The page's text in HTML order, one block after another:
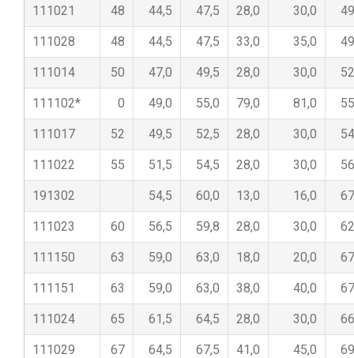
111021 48 44,5 47,5 28,0 30,0
111028 48 44,5 47,5 33,0 35,0
111014 50 47,0 49,5 28,0 30,0
111102* 0 49,0 55,0 79,0 81,0
111017 52 49,5 52,5 28,0 30,0
111022 55 51,5 54,5 28,0 30,0
191302 54,5 60,0 13,0 16,0
111023 60 56,5 59,8 28,0 30,0
111150 63 59,0 63,0 18,0 20,0
111151 63 59,0 63,0 38,0 40,0
111024 65 61,5 64,5 28,0 30,0
111029 67 64,5 67,5 41,0 45,0